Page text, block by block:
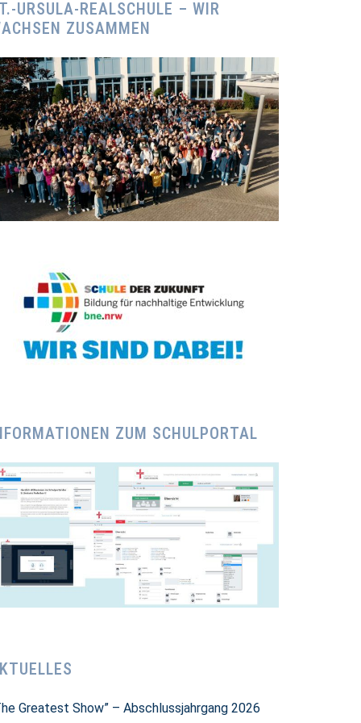
URSULA-REALSCHULE – WIR
ZUSAMMEN
ZUM SCHULPORTAL
Greatest Show” – Abschlussjahrgang 2026